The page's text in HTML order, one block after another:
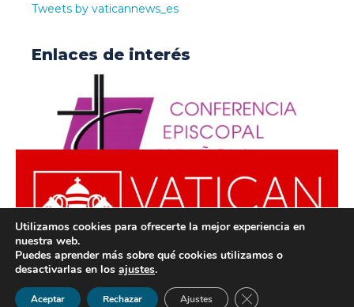
Tweets by vaticannews_es
Enlaces de interés
© ODISUR | Todos los derechos reservados |Política de
Privacidad
Aviso Legal
Utilizamos cookies para ofrecerte la mejor experiencia en
nuestra web.
Puedes aprender más sobre qué cookies utilizamos o
desactivarlas en los ajustes.
Aceptar Rechazar Ajustes Cerrar el banner de